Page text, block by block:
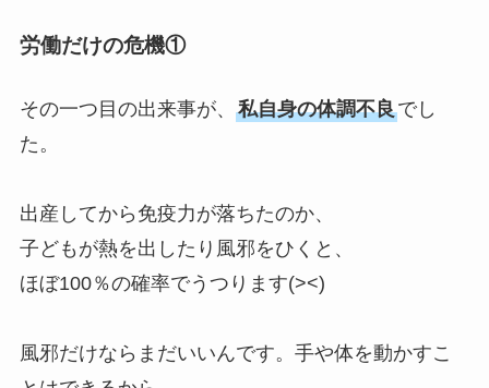
労働だけの危機①
その一つ目の出来事が、 私自身の体調不良でし
た。
出産してから免疫力が落ちたのか、
子どもが熱を出したり風邪をひくと、
ほぼ100％の確率でうつります(><)
風邪だけならまだいいんです。手や体を動かすこ